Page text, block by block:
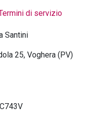
di servizio
Santini
25, Voghera (PV)